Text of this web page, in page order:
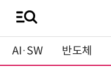
AI·SW 반도체